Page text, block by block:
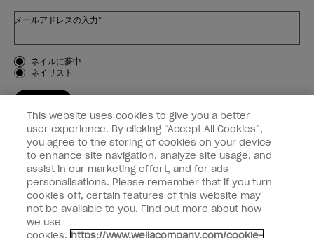
メールアドレスの入力*
お客様のタイプ
ネイルに夢中
ネイリスト
OPI
個人情報の取り扱い
This website uses cookies to give you a better
user experience. By clicking “Accept All Cookies”,
you agree to the storing of cookies on your device
to enhance site navigation, analyze site usage, and
assist in our marketing effort, and for ads
personalisations. Please remember that if you turn
cookies off, certain features of this website may
not be available to you. Find out more about how
we use
cookies. https://www.wellacompany.com/cookie-